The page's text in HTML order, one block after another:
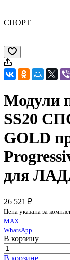
СПОРТ
Модули
SS20
GOLD
для
26 521 ₽
Цена указана за
MAX
WhatsApp
В корзину
В корзине